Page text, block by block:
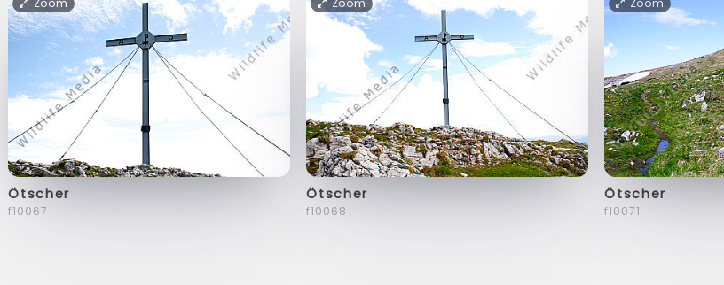
Ötscher
f10067
Ötscher
f10068
Ötscher
f10071